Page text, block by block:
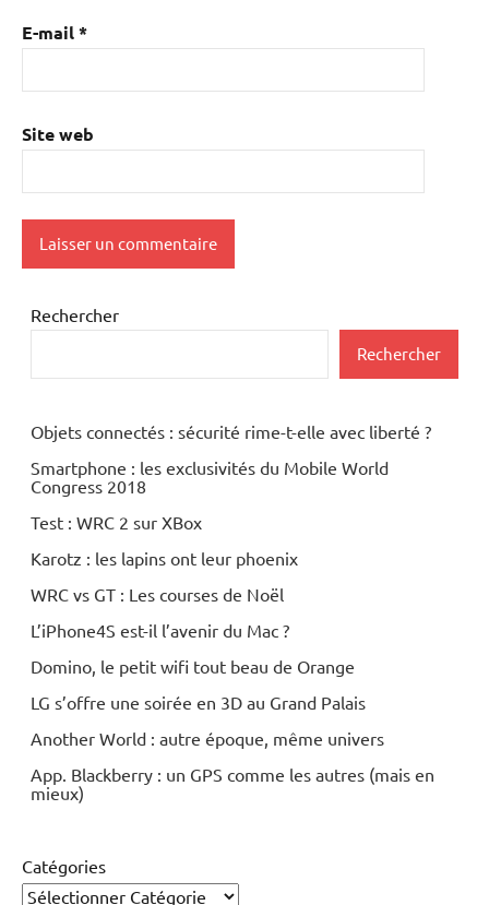
E-mail*
Site web
Rechercher
Rechercher
Objets connectés : sécurité rime-t-elle avec liberté ?
Smartphone : les exclusivités du Mobile World
Congress 2018
Test : WRC 2 sur XBox
Karotz : les lapins ont leur phoenix
WRC vs GT : Les courses de Noël
L’iPhone4S est-il l’avenir du Mac ?
Domino, le petit wifi tout beau de Orange
LG s’offre une soirée en 3D au Grand Palais
Another World : autre époque, même univers
App. Blackberry : un GPS comme les autres (mais en
mieux)
Catégories